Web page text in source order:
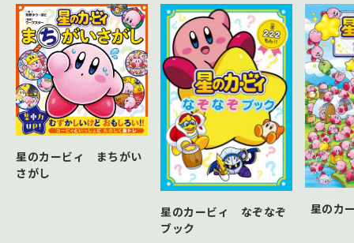
星のカービィ まちがい
さがし
星のカービィ なぞなぞ
ブック
星のカ